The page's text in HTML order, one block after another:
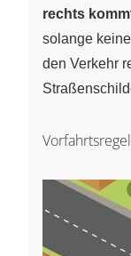
rechts
solange
den Verkehr